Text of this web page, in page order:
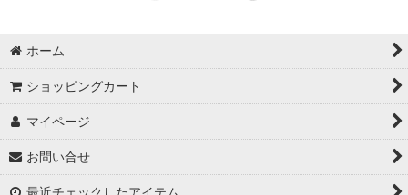
ホーム
ショッピングカート
マイページ
お問い合せ
最近チェックしたアイテム